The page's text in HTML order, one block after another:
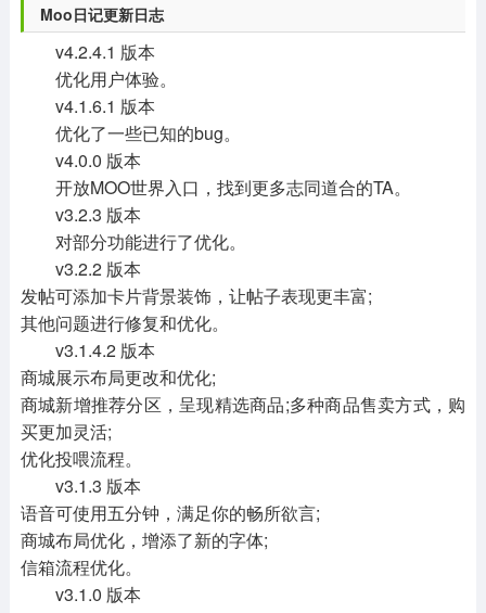
Moo日记更新日志
v4.2.4.1 版本
优化用户体验。
v4.1.6.1 版本
优化了一些已知的bug。
v4.0.0 版本
开放MOO世界入口，找到更多志同道合的TA。
v3.2.3 版本
对部分功能进行了优化。
v3.2.2 版本
发帖可添加卡片背景装饰，让帖子表现更丰富;
其他问题进行修复和优化。
v3.1.4.2 版本
商城展示布局更改和优化;
商城新增推荐分区，呈现精选商品;多种商品售卖方式，购
买更加灵活;
优化投喂流程。
v3.1.3 版本
语音可使用五分钟，满足你的畅所欲言;
商城布局优化，增添了新的字体;
信箱流程优化。
v3.1.0 版本